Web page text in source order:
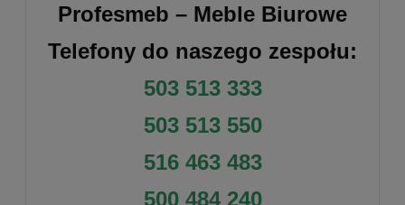
Profesmeb – Meble Biurowe
Telefony do naszego zespołu:
503 513 333
503 513 550
516 463 483
500 484 240